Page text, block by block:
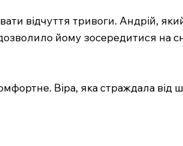
відчуття тривоги. Андрій,
йому зосередитися на
Віра, яка страждала від